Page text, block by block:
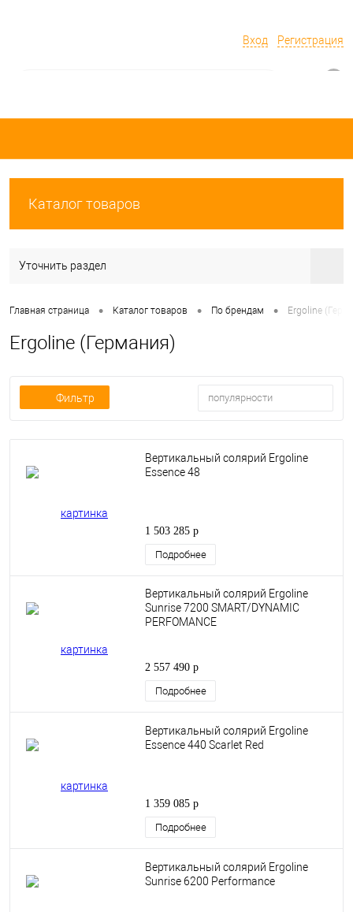
Вход Регистрация
Каталог товаров
Уточнить раздел
Главная страница • Каталог товаров • По брендам • Ergoline
Ergoline (Германия)
Фильтр популярности
Вертикальный солярий Ergoline
Essence 48
1 503 285 р
Подробнее
Вертикальный солярий Ergoline
Sunrise 7200 SMART/DYNAMIC
PERFOMANCE
2 557 490 р
Подробнее
Вертикальный солярий Ergoline
Essence 440 Scarlet Red
1 359 085 р
Подробнее
Вертикальный солярий Ergoline
Sunrise 6200 Performance